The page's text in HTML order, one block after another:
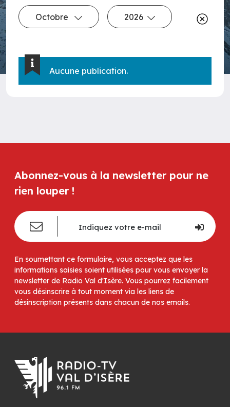
Octobre 2026
Aucune publication.
Abonnez-vous à la newsletter pour ne
rien louper !
En soumettant ce formulaire, vous acceptez que les
informations saisies soient utilisées pour vous envoyer la
newsletter de Radio Val d'Isère. Vous pourrez facilement
vous désinscrire à tout moment via les liens de
désinscription présents dans chacun de nos emails.